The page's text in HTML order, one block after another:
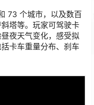
73 个城市，以及数百
塔等。玩家可驾驶卡
夜天气变化，感受拟
卡车重量分布、刹车